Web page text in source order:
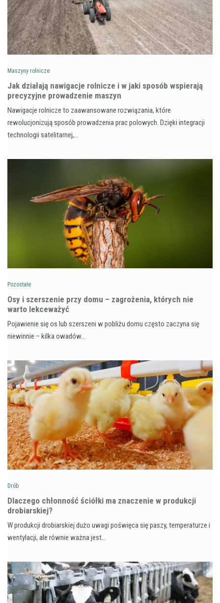
Maszyny rolnicze
Jak działają nawigacje rolnicze i w jaki sposób wspierają
precyzyjne prowadzenie maszyn
Nawigacje rolnicze to zaawansowane rozwiązania, które
rewolucjonizują sposób prowadzenia prac polowych. Dzięki integracji
technologii satelitarnej,…
Pozostałe
Osy i szerszenie przy domu – zagrożenia, których nie
warto lekceważyć
Pojawienie się os lub szerszeni w pobliżu domu często zaczyna się
niewinnie – kilka owadów…
Drób
Dlaczego chłonność ściółki ma znaczenie w produkcji
drobiarskiej?
W produkcji drobiarskiej dużo uwagi poświęca się paszy, temperaturze i
wentylacji, ale równie ważna jest…